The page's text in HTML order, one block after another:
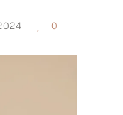
0